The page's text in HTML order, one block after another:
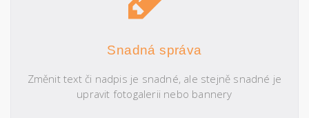
Snadná správa
Změnit text či nadpis je snadné, ale stejně snadné je
upravit fotogalerii nebo bannery